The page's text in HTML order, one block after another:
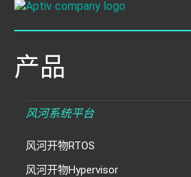
产品
风河系统平台
风河开物RTOS
风河开物Hypervisor